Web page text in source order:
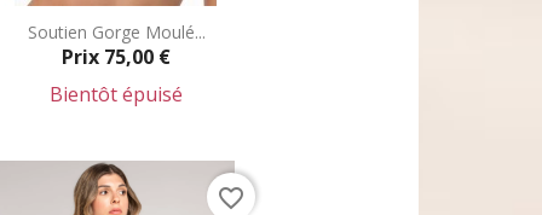
Soutien Gorge Moulé...
Prix 75,00 €
Bientôt épuisé
Aperçu rapide
favorite_border